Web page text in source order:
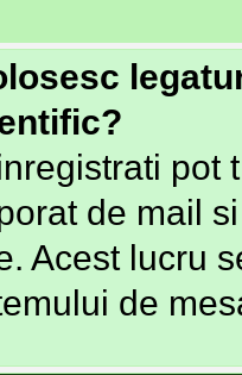
pot
de mail
Acest lucru
de